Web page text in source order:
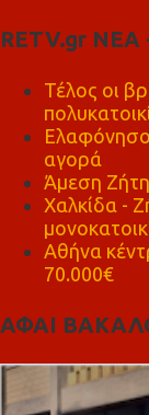
RETV.gr
Τέλος οι
αγορά
Άμεση
Χαλκίδα -
Αθήνα
70.000€
ΑΦΑΙ